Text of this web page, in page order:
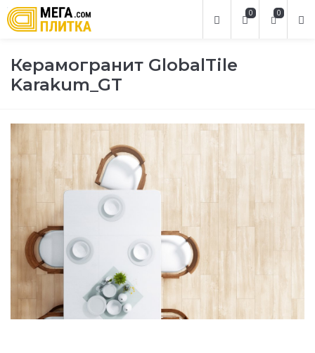
0
0
Керамогранит GlobalTile
Karakum_GT